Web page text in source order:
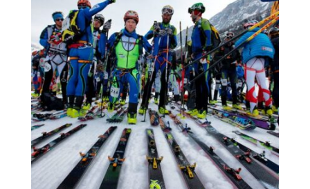
490,00 €